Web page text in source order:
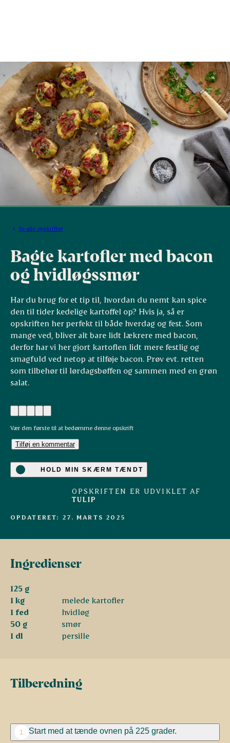
Se alle opskrifter
Bagte kartofler med bacon
og hvidløgssmør
Har du brug for et tip til, hvordan du nemt kan spice
den til tider kedelige kartoffel op? Hvis ja, så er
opskriften her perfekt til både hverdag og fest. Som
mange ved, bliver alt bare lidt lækrere med bacon,
derfor har vi her gjort kartoflen lidt mere festlig og
smagfuld ved netop at tilføje bacon. Prøv evt. retten
som tilbehør til lørdagsbøffen og sammen med en grøn
salat.
Vær den første til at bedømme denne opskrift
Tilføj en kommentar
HOLD MIN SKÆRM TÆNDT
OPSKRIFTEN ER UDVIKLET AF
TULIP
OPDATERET: 27. MARTS 2025
Ingredienser
125 g
1 kg
melede kartofler
1 fed
hvidløg
50 g
smør
1 dl
persille
Tilberedning
1 Start med at tænde ovnen på 225 grader.